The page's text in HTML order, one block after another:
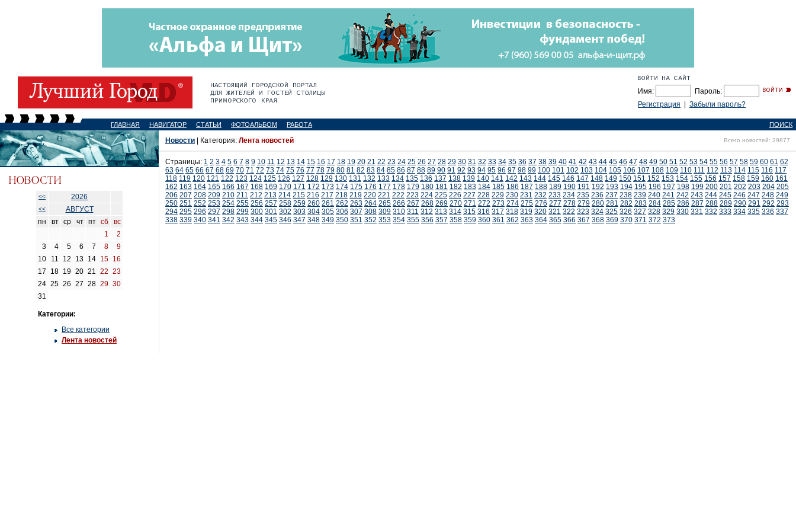
Имя:
Пароль:
Регистрация
Забыли пароль?
ГЛАВНАЯ НАВИГАТОР СТАТЬИ ФОТОАЛЬБОМ РАБОТА ПОИСК
<< 2026
<<
АВГУСТ
пн
вт ср чт пт сб
вс
1
2
3
4 5 6 7 8
9
10
11 12 13 14 15 16
17
18 19 20 21 22 23
24 25 26 27 28 29 30
31
Категории:
Все категории
Лента новостей
Новости | Категория: Лента новостей Всего новостей: 29877
Страницы: 1 2 3 4 5 6 7 8 9 10 11 12 13 14 15 16 17 18 19 20 21 22 23 24 25 26 27 28 29 30 31 32 33 34 35 36 37 38 39 40 41 42 43 44 45 46 47 48 49 50 51 52 53 54 55 56 57 58 59 60 61 62
63 64 65 66 67 68 69 70 71 72 73 74 75 76 77 78 79 80 81 82 83 84 85 86 87 88 89 90 91 92 93 94 95 96 97 98 99 100 101 102 103 104 105 106 107 108 109 110 111 112 113 114 115 116 117
118 119 120 121 122 123 124 125 126 127 128 129 130 131 132 133 134 135 136 137 138 139 140 141 142 143 144 145 146 147 148 149 150 151 152 153 154 155 156 157 158 159 160 161
162 163 164 165 166 167 168 169 170 171 172 173 174 175 176 177 178 179 180 181 182 183 184 185 186 187 188 189 190 191 192 193 194 195 196 197 198 199 200 201 202 203 204 205
206 207 208 209 210 211 212 213 214 215 216 217 218 219 220 221 222 223 224 225 226 227 228 229 230 231 232 233 234 235 236 237 238 239 240 241 242 243 244 245 246 247 248 249
250 251 252 253 254 255 256 257 258 259 260 261 262 263 264 265 266 267 268 269 270 271 272 273 274 275 276 277 278 279 280 281 282 283 284 285 286 287 288 289 290 291 292 293
294 295 296 297 298 299 300 301 302 303 304 305 306 307 308 309 310 311 312 313 314 315 316 317 318 319 320 321 322 323 324 325 326 327 328 329 330 331 332 333 334 335 336 337
338 339 340 341 342 343 344 345 346 347 348 349 350 351 352 353 354 355 356 357 358 359 360 361 362 363 364 365 366 367 368 369 370 371 372 373